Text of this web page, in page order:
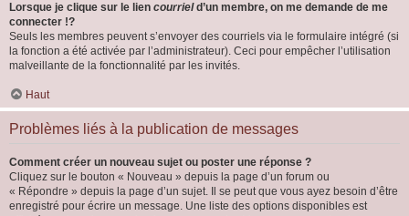
Lorsque je clique sur le lien courrield’un membre, on me demande de me
connecter !?
Seuls les membres peuvent s’envoyer des courriels via le formulaire intégré (si
la fonction a été activée par l’administrateur). Ceci pour empêcher l’utilisation
malveillante de la fonctionnalité par les invités.
Haut
Problèmes liés à la publication de messages
Comment créer un nouveau sujet ou poster une réponse ?
Cliquez sur le bouton « Nouveau » depuis la page d’un forum ou
« Répondre » depuis la page d’un sujet. Il se peut que vous ayez besoin d’être
enregistré pour écrire un message. Une liste des options disponibles est